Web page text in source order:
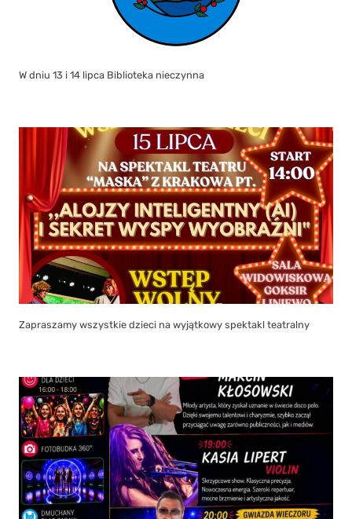
W dniu 13 i 14 lipca Biblioteka nieczynna
Zapraszamy wszystkie dzieci na wyjątkowy spektakl teatralny